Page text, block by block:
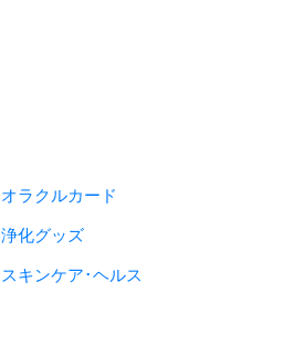
オラクルカード
浄化グッズ
スキンケア･ヘルス